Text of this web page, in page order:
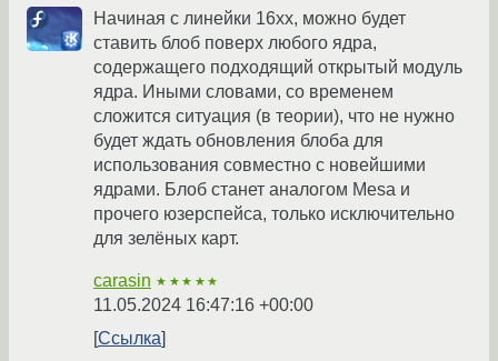
Начиная с линейки 16xx, можно будет
ставить блоб поверх любого ядра,
содержащего подходящий открытый модуль
ядра. Иными словами, со временем
сложится ситуация (в теории), что не нужно
будет ждать обновления блоба для
использования совместно с новейшими
ядрами. Блоб станет аналогом Mesa и
прочего юзерспейса, только исключительно
для зелёных карт.
carasin ★★★★★
11.05.2024 16:47:16 +00:00
Ссылка